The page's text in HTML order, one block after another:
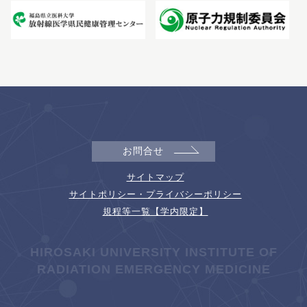
お問合せ
サイトマップ
サイトポリシー・プライバシーポリシー
規程等一覧【学内限定】
HIROSAKI UNIVERSITY INSTITUTE OF
RADIATION EMERGENCY MEDICINE